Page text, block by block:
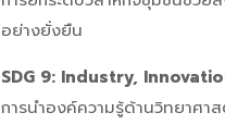
อย่างยั่งยืน
SDG 9: Industry,
การนำองค์ความรู้ด้านวิทยาศ